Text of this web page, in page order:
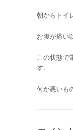
朝からトイ
お腹が痛い
この状態で
す。
何か悪いも